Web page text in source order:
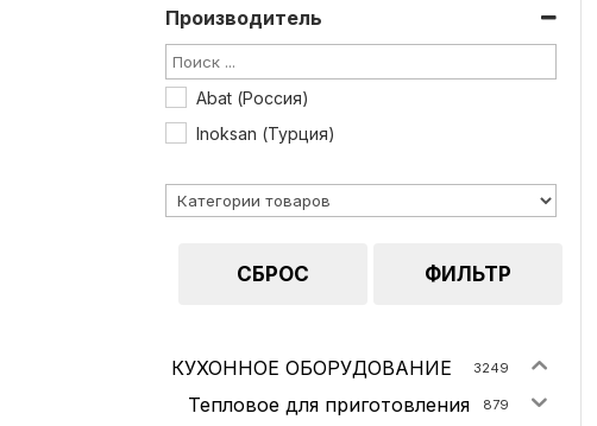
Производитель
Abat (Россия)
Inoksan (Турция)
ФИЛЬТР
СБРОС
КУХОННОЕ ОБОРУДОВАНИЕ 3249
Тепловое для приготовления 879